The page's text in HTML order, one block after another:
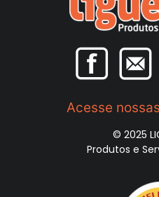
Acesse
© 2025
Produtos e